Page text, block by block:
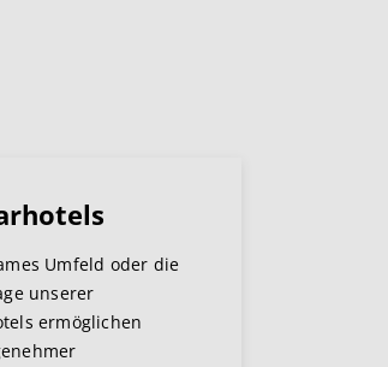
Umfeld oder die
unserer
ermöglichen